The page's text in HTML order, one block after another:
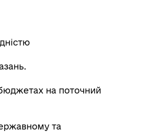
на поточний
та